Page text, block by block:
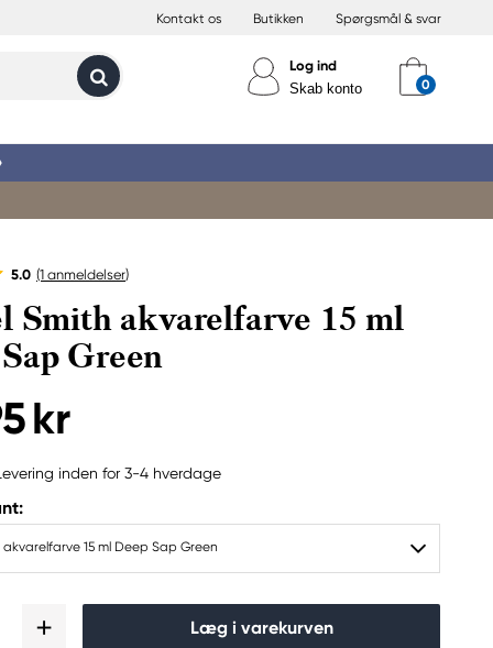
Kontakt os Butikken Spørgsmål & svar
Log ind
Skab konto
5.0 (1 anmeldelser)
Smith akvarelfarve 15 ml
Green
kr
inden for 3-4 hverdage
15 ml Deep Sap Green
Læg i varekurven